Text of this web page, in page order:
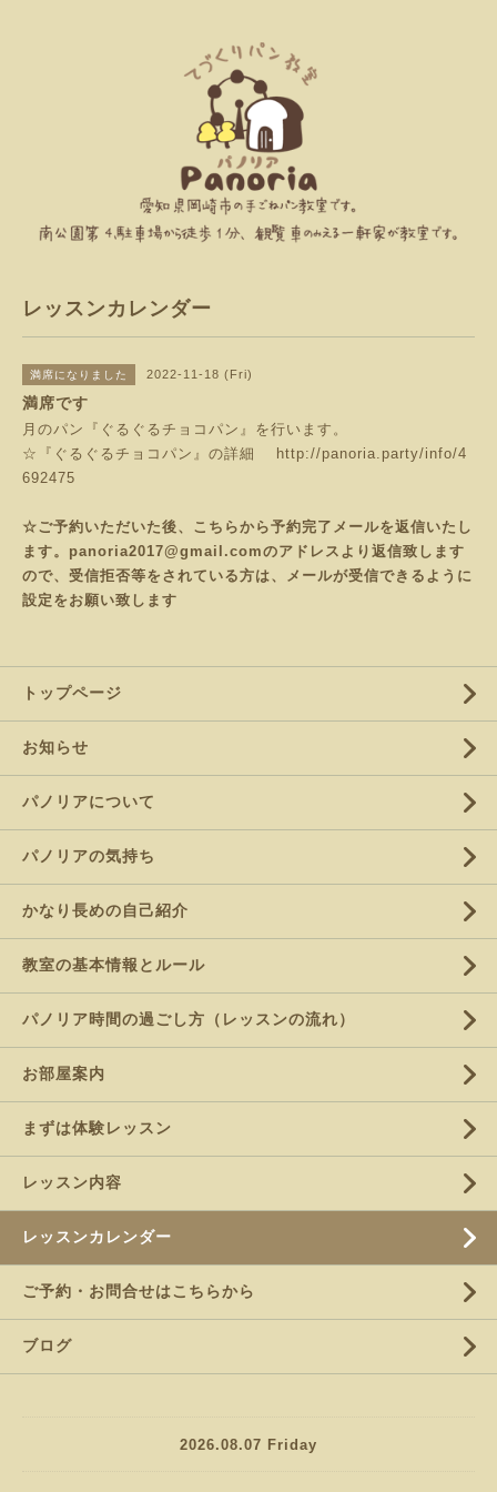
レッスンカレンダー
満席になりました 2022-11-18 (Fri)
満席です
月のパン『ぐるぐるチョコパン』を行います。
☆『ぐるぐるチョコパン』の詳細
http://panoria.party/info/4
692475
☆ご予約いただいた後、こちらから予約完了メールを返信いたし
ます。panoria2017@gmail.comのアドレスより返信致します
ので、受信拒否等をされている方は、メールが受信できるように
設定をお願い致します
トップページ
お知らせ
パノリアについて
パノリアの気持ち
かなり長めの自己紹介
教室の基本情報とルール
パノリア時間の過ごし方（レッスンの流れ）
お部屋案内
まずは体験レッスン
レッスン内容
レッスンカレンダー
ご予約・お問合せはこちらから
ブログ
2026.08.07 Friday